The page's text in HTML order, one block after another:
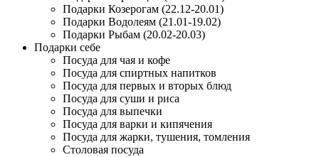
Подарки Козерогам (22.12-20.01)
Подарки Водолеям (21.01-19.02)
Подарки Рыбам (20.02-20.03)
Подарки себе
Посуда для чая и кофе
Посуда для спиртных напитков
Посуда для первых и вторых блюд
Посуда для суши и риса
Посуда для выпечки
Посуда для варки и кипячения
Посуда для жарки, тушения, томления
Столовая посуда